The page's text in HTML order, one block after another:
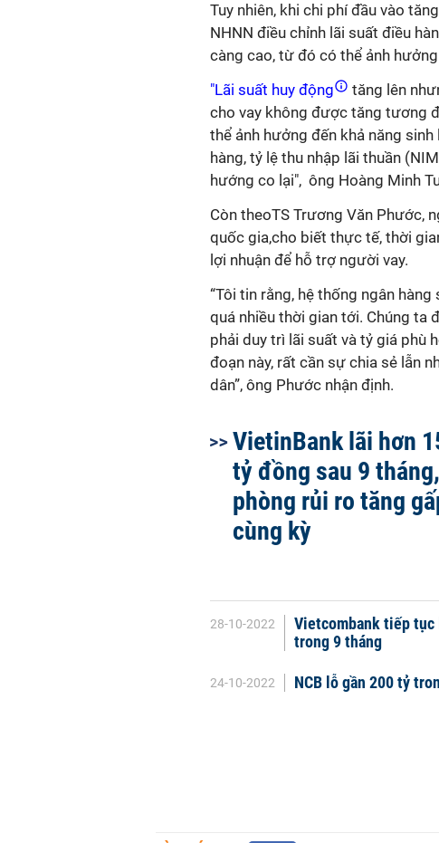
Tuy nhiên, khi chi phí đầu vào
NHNN điều chỉnh lãi suất điều
càng cao, từ đó có thể ảnh
"Lãi suất huy động
tăng lên
cho vay không được tăng tương
thể ảnh hưởng đến khả năng sinh
hàng, tỷ lệ thu nhập lãi thuần
hướng co lại", ông Hoàng Minh
Còn theoTS Trương Văn Phước,
quốc gia,cho biết thực tế, thời
lợi nhuận để hỗ trợ người vay.
“Tôi tin rằng, hệ thống ngân
quá nhiều thời gian tới. Chúng ta
phải duy trì lãi suất và tỷ giá phù
đoạn này, rất cần sự chia sẻ lẫn
dân”, ông Phước nhận định.
VietinBank lãi hơn
tỷ đồng sau 9
phòng rủi ro tăng
cùng kỳ
28-10-2022
Vietcombank tiếp tục
trong 9 tháng
24-10-2022 NCB lỗ gần 200 tỷ